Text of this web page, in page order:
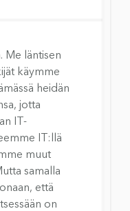
Me läntisen
käymme
heidän
jotta
IT-
IT:llä
muut
samalla
että
on